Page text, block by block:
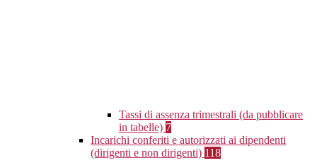
Tassi di assenza trimestrali (da pubblicare
in tabelle) 7
Incarichi conferiti e autorizzati ai dipendenti
(dirigenti e non dirigenti) 118